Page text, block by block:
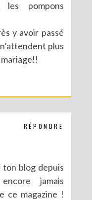
pompons
y avoir passé
plus
RÉPONDRE
ton blog depuis
jamais
ce magazine !